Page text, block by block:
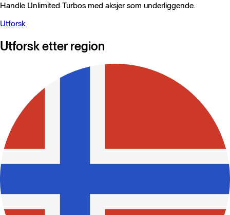
Handle Unlimited Turbos med aksjer som underliggende.
Utforsk
Utforsk etter region